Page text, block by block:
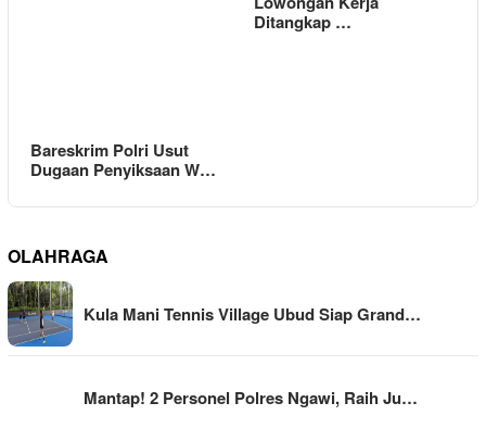
Bareskrim Polri Usut
Dugaan Penyiksaan W…
Ditangkap …
OLAHRAGA
Kula Mani Tennis Village Ubud Siap Grand…
Mantap! 2 Personel Polres Ngawi, Raih Ju…